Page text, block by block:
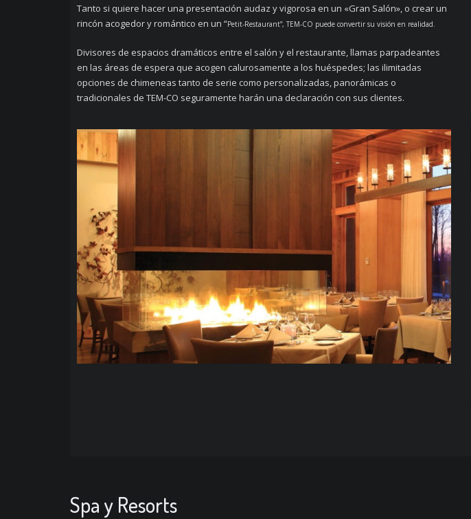
Tanto si quiere hacer una presentación audaz y vigorosa en un «Gran Salón», o crear un
rincón acogedor y romántico en un “Petit-Restaurant”, TEM-CO puede convertir su visión en realidad.
Divisores de espacios dramáticos entre el salón y el restaurante, llamas parpadeantes
en las áreas de espera que acogen calurosamente a los huéspedes; las ilimitadas
opciones de chimeneas tanto de serie como personalizadas, panorámicas o
tradicionales de TEM-CO seguramente harán una declaración con sus clientes.
Spa y Resorts